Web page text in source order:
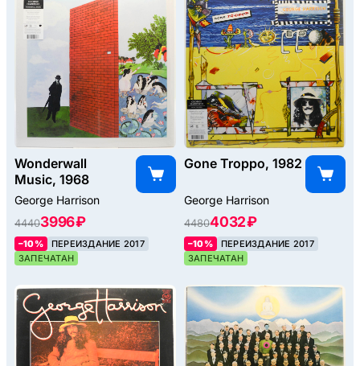
Wonderwall
Music, 1968
George Harrison
44403996 ₽
–10%
ПЕРЕИЗДАНИЕ 2017
ЗАПЕЧАТАН
Gone Troppo, 1982
George Harrison
44804032 ₽
–10%
ПЕРЕИЗДАНИЕ 2017
ЗАПЕЧАТАН